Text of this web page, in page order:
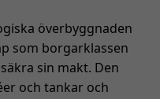
överbyggnaden
som borgarklassen
sin makt. Den
och tankar och